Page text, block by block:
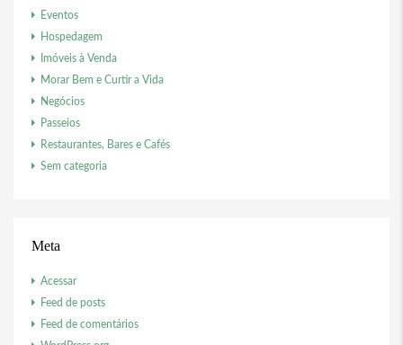
Eventos
Hospedagem
Imóveis à Venda
Morar Bem e Curtir a Vida
Negócios
Passeios
Restaurantes, Bares e Cafés
Sem categoria
Meta
Acessar
Feed de posts
Feed de comentários